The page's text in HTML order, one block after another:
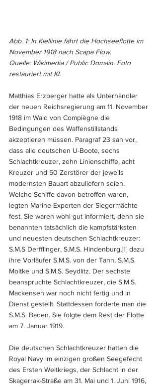
Abb. 1: In Kiellinie fährt die Hochseeflotte im
November 1918 nach Scapa Flow.
Quelle: Wikimedia / Public Domain. Foto
restauriert mit KI.
Matthias Erzberger hatte als Unterhändler
der neuen Reichsregierung am 11. November
1918 im Wald von Compiègne die
Bedingungen des Waffenstillstands
akzeptieren müssen. Paragraf 23 sah vor,
dass alle deutschen U-Boote, sechs
Schlachtkreuzer, zehn Linienschiffe, acht
Kreuzer und 50 Zerstörer der jeweils
modernsten Bauart abzuliefern seien.
Welche Schiffe davon betroffen waren,
legten Marine-Experten der Siegermächte
fest. Sie waren wohl gut informiert, denn sie
benannten tatsächlich die kampfstärksten
und neuesten deutschen Schlachtkreuzer:
S.M.S Derfflinger, S.M.S. Hindenburg,[1] dazu
ihre Vorläufer S.M.S. von der Tann, S.M.S.
Moltke und S.M.S. Seydlitz. Der sechste
beanspruchte Schlachtkreuzer, die S.M.S.
Mackensen war noch nicht fertig und in
Dienst gestellt. Stattdessen forderte man die
S.M.S. Baden. Sie folgte dem Rest der Flotte
am 7. Januar 1919.
Die deutschen Schlachtkreuzer hatten die
Royal Navy im einzigen großen Seegefecht
des Ersten Weltkriegs, der Schlacht in der
Skagerrak-Straße am 31. Mai und 1. Juni 1916,